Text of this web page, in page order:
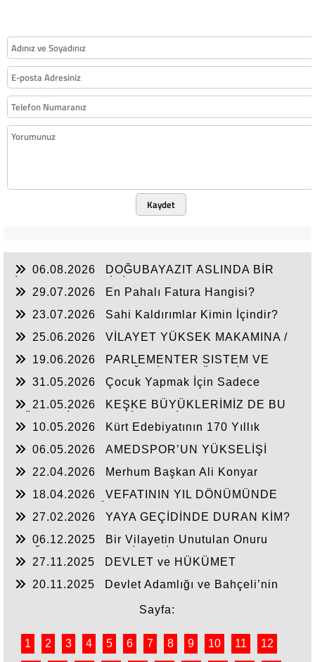
Kaydet
06.08.2026
DOĞUBAYAZIT ASLINDA BİR
29.07.2026
En Pahalı Fatura Hangisi?
23.07.2026
Sahi Kaldırımlar Kimin İçindir?
25.06.2026
VİLAYET YÜKSEK MAKAMINA /
19.06.2026
PARLEMENTER SISTEM VE
DEĞERLENDIRME
31.05.2026
Çocuk Yapmak İçin Sadece
21.05.2026
KEŞKE BÜYÜKLERİMİZ DE BU
10.05.2026
Kürt Edebiyatının 170 Yıllık
06.05.2026
AMEDSPOR’UN YÜKSELİŞİ
22.04.2026
Merhum Başkan Ali Konyar
18.04.2026
VEFATININ YIL DÖNÜMÜNDE
27.02.2026
YAYA GEÇİDİNDE DURAN KİM?
06.12.2025
Bir Vilayetin Unutulan Onuru
27.11.2025
DEVLET ve HÜKÜMET
20.11.2025
Devlet Adamlığı ve Bahçeli’nin
Sayfa:
1 2 3 4 5 6 7 8 9 10 11 12